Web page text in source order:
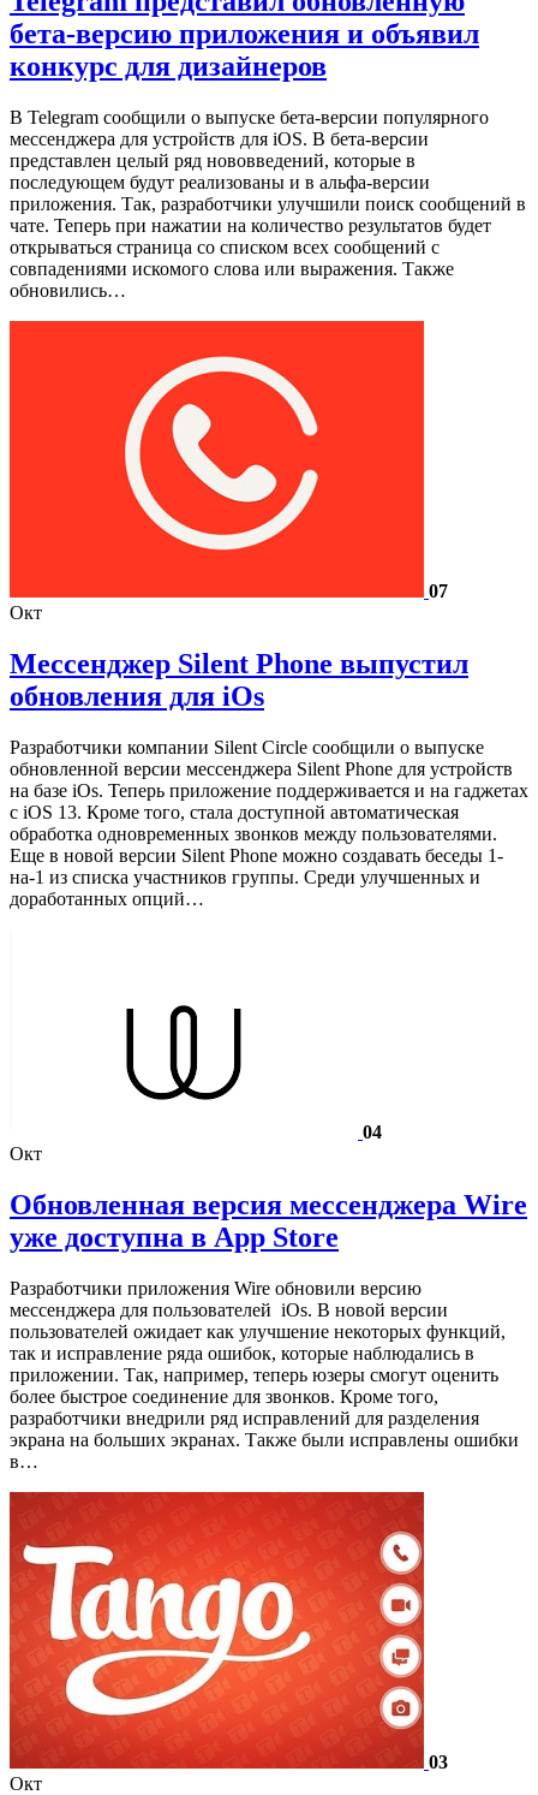
бета-версию приложения и объявил
конкурс для дизайнеров
В Telegram сообщили о выпуске бета-версии популярного
мессенджера для устройств для iOS. В бета-версии
представлен целый ряд нововведений, которые в
последующем будут реализованы и в альфа-версии
приложения. Так, разработчики улучшили поиск сообщений в
чате. Теперь при нажатии на количество результатов будет
открываться страница со списком всех сообщений с
совпадениями искомого слова или выражения. Также
обновились…
07
Окт
Мессенджер Silent Phone выпустил
обновления для iOs
Разработчики компании Silent Circle сообщили о выпуске
обновленной версии мессенджера Silent Phone для устройств
на базе iOs. Теперь приложение поддерживается и на гаджетах
с iOS 13. Кроме того, стала доступной автоматическая
обработка одновременных звонков между пользователями.
Еще в новой версии Silent Phone можно создавать беседы 1-
на-1 из списка участников группы. Среди улучшенных и
доработанных опций…
04
Окт
Обновленная версия мессенджера Wire
уже доступна в App Store
Разработчики приложения Wire обновили версию
мессенджера для пользователей iOs. В новой версии
пользователей ожидает как улучшение некоторых функций,
так и исправление ряда ошибок, которые наблюдались в
приложении. Так, например, теперь юзеры смогут оценить
более быстрое соединение для звонков. Кроме того,
разработчики внедрили ряд исправлений для разделения
экрана на больших экранах. Также были исправлены ошибки
в…
03
Окт